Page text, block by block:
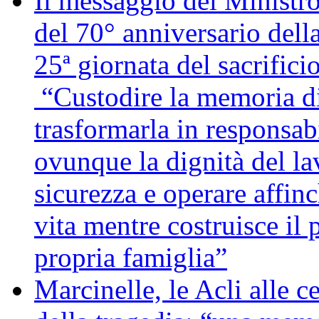
del 70° anniversario
25ª giornata del
“Custodire la memoria
trasformarla in
ovunque la dignità del
sicurezza e operare
vita mentre costruisce il
propria famiglia”
Marcinelle, le Acli alle